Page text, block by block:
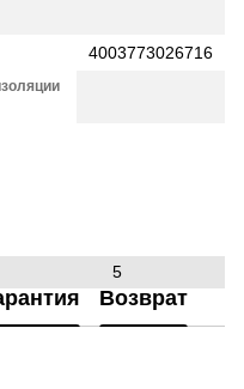
4003773026716
5
Возврат